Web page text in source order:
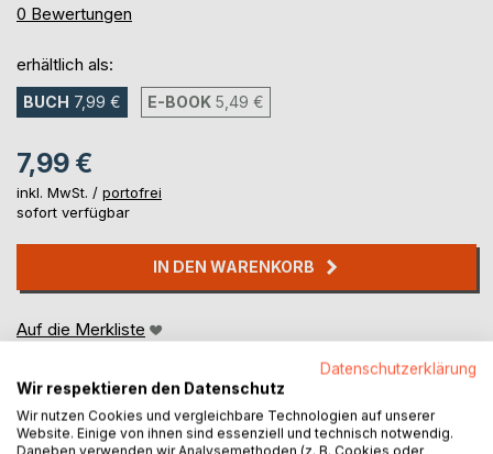
0%
0 Bewertungen
erhältlich als:
BUCH 7,99 € E-BOOK 5,49 €
7,99 €
inkl. MwSt. / portofrei
sofort verfügbar
IN DEN WARENKORB
Auf die Merkliste
Datenschutzerklärung
Wir respektieren den Datenschutz
Wir nutzen Cookies und vergleichbare Technologien auf unserer
Website. Einige von ihnen sind essenziell und technisch notwendig.
Daneben verwenden wir Analysemethoden (z. B. Cookies oder